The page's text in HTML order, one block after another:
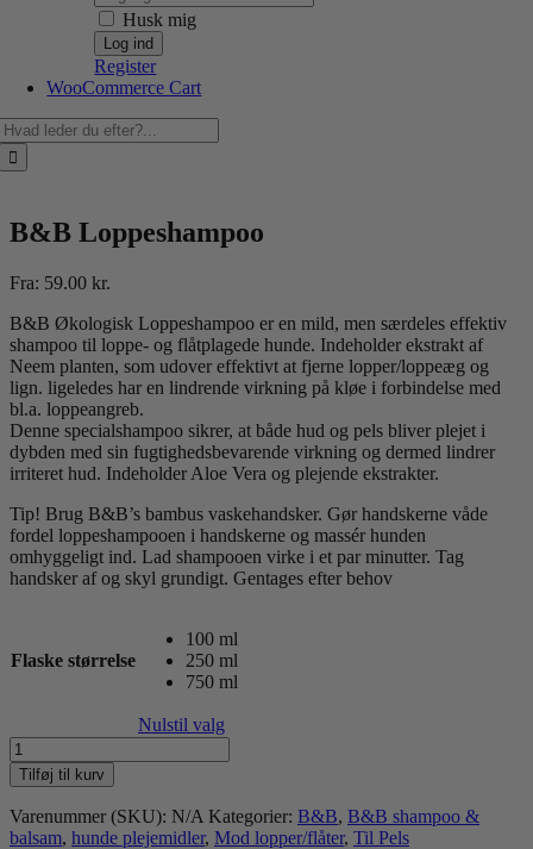
Husk mig
Register
WooCommerce Cart
B&B Loppeshampoo
Fra: 59.00 kr.
B&B Økologisk Loppeshampoo er en mild, men særdeles effektiv
shampoo til loppe- og flåtplagede hunde. Indeholder ekstrakt af
Neem planten, som udover effektivt at fjerne lopper/loppeæg og
lign. ligeledes har en lindrende virkning på kløe i forbindelse med
bl.a. loppeangreb.
Denne specialshampoo sikrer, at både hud og pels bliver plejet i
dybden med sin fugtighedsbevarende virkning og dermed lindrer
irriteret hud. Indeholder Aloe Vera og plejende ekstrakter.
Tip! Brug B&B’s bambus vaskehandsker. Gør handskerne våde
fordel loppeshampooen i handskerne og massér hunden
omhyggeligt ind. Lad shampooen virke i et par minutter. Tag
handsker af og skyl grundigt. Gentages efter behov
Flaske størrelse
100 ml
250 ml
750 ml
Nulstil valg
B&B
Loppeshampoo
antal
Tilføj til kurv
Varenummer (SKU): N/A Kategorier: B&B, B&B shampoo &
balsam, hunde plejemidler, Mod lopper/flåter, Til Pels